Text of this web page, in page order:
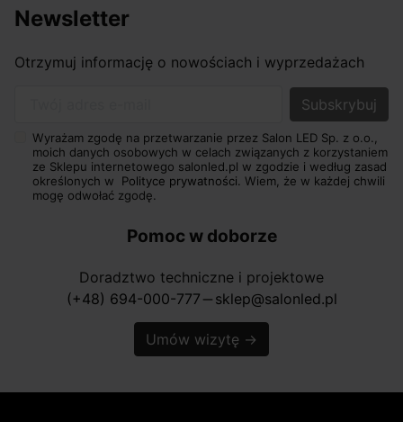
Newsletter
Otrzymuj informację o nowościach i wyprzedażach
Wyrażam zgodę na przetwarzanie przez Salon LED Sp. z o.o.,
moich danych osobowych w celach związanych z korzystaniem
ze Sklepu internetowego salonled.pl w zgodzie i według zasad
określonych w Polityce prywatności. Wiem, że w każdej chwili
mogę odwołać zgodę.
Pomoc w doborze
Doradztwo techniczne i projektowe
(+48) 694-000-777 horizontal_rule sklep@salonled.pl
Umów wizytę →